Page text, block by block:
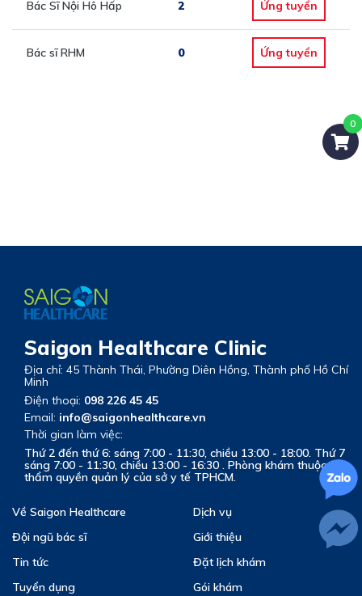
Bác Sĩ Nội Hô Hấp 2 Ứng tuyển
Bác sĩ RHM 0 Ứng tuyển
Saigon Healthcare Clinic
Địa chỉ: 45 Thành Thái, Phường Diên Hồng, Thành phố Hồ Chí
Minh
Điện thoại: 098 226 45 45
Email: info@saigonhealthcare.vn
Thời gian làm việc:
Thứ 2 đến thứ 6: sáng 7:00 - 11:30, chiều 13:00 - 18:00. Thứ 7
sáng 7:00 - 11:30, chiều 13:00 - 16:30 . Phòng khám thuộc
thẩm quyền quản lý của sở y tế TPHCM.
Về Saigon Healthcare
Đội ngũ bác sĩ
Tin tức
Tuyển dụng
Dịch vụ
Giới thiệu
Đặt lịch khám
Gói khám